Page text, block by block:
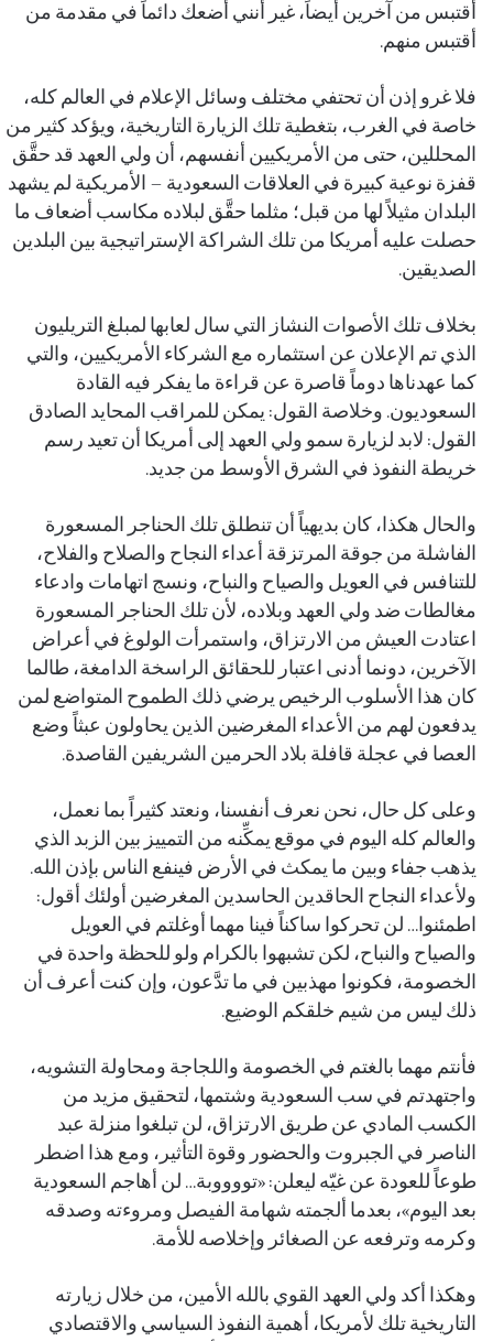
أقتبس من آخرين أيضاً، غير أنني أضعك دائماً في مقدمة من
أقتبس منهم.
فلا غرو إذن أن تحتفي مختلف وسائل الإعلام في العالم كله،
خاصة في الغرب، بتغطية تلك الزيارة التاريخية، ويؤكد كثير من
المحللين، حتى من الأمريكيين أنفسهم، أن ولي العهد قد حقَّق
قفزة نوعية كبيرة في العلاقات السعودية – الأمريكية لم يشهد
البلدان مثيلاً لها من قبل؛ مثلما حقَّق لبلاده مكاسب أضعاف ما
حصلت عليه أمريكا من تلك الشراكة الإستراتيجية بين البلدين
الصديقين.
بخلاف تلك الأصوات النشاز التي سال لعابها لمبلغ التريليون
الذي تم الإعلان عن استثماره مع الشركاء الأمريكيين، والتي
كما عهدناها دوماً قاصرة عن قراءة ما يفكر فيه القادة
السعوديون. وخلاصة القول: يمكن للمراقب المحايد الصادق
القول: لابد لزيارة سمو ولي العهد إلى أمريكا أن تعيد رسم
خريطة النفوذ في الشرق الأوسط من جديد.
والحال هكذا، كان بديهياً أن تنطلق تلك الحناجر المسعورة
الفاشلة من جوقة المرتزقة أعداء النجاح والصلاح والفلاح،
للتنافس في العويل والصياح والنباح، ونسج اتهامات وادعاء
مغالطات ضد ولي العهد وبلاده، لأن تلك الحناجر المسعورة
اعتادت العيش من الارتزاق، واستمرأت الولوغ في أعراض
الآخرين، دونما أدنى اعتبار للحقائق الراسخة الدامغة، طالما
كان هذا الأسلوب الرخيص يرضي ذلك الطموح المتواضع لمن
يدفعون لهم من الأعداء المغرضين الذين يحاولون عبثاً وضع
العصا في عجلة قافلة بلاد الحرمين الشريفين القاصدة.
وعلى كل حال، نحن نعرف أنفسنا، ونعتد كثيراً بما نعمل،
والعالم كله اليوم في موقع يمكِّنه من التمييز بين الزبد الذي
يذهب جفاء وبين ما يمكث في الأرض فينفع الناس بإذن الله.
ولأعداء النجاح الحاقدين الحاسدين المغرضين أولئك أقول:
اطمئنوا… لن تحركوا ساكناً فينا مهما أوغلتم في العويل
والصياح والنباح، لكن تشبهوا بالكرام ولو للحظة واحدة في
الخصومة، فكونوا مهذبين في ما تدَّعون، وإن كنت أعرف أن
ذلك ليس من شيم خلقكم الوضيع.
فأنتم مهما بالغتم في الخصومة واللجاجة ومحاولة التشويه،
واجتهدتم في سب السعودية وشتمها، لتحقيق مزيد من
الكسب المادي عن طريق الارتزاق، لن تبلغوا منزلة عبد
الناصر في الجبروت والحضور وقوة التأثير، ومع هذا اضطر
طوعاً للعودة عن غيّه ليعلن: «تووووبة… لن أهاجم السعودية
بعد اليوم»، بعدما ألجمته شهامة الفيصل ومروءته وصدقه
وكرمه وترفعه عن الصغائر وإخلاصه للأمة.
وهكذا أكد ولي العهد القوي بالله الأمين، من خلال زيارته
التاريخية تلك لأمريكا، أهمية النفوذ السياسي والاقتصادي